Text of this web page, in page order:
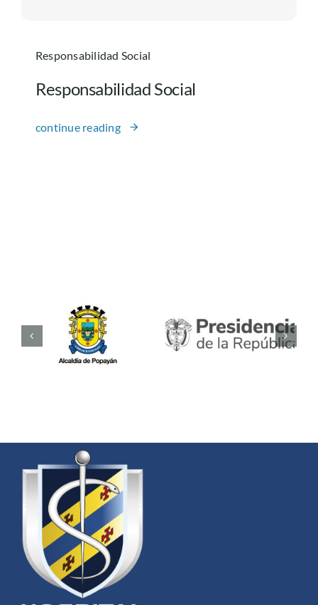
Responsabilidad Social
Responsabilidad Social
continue reading